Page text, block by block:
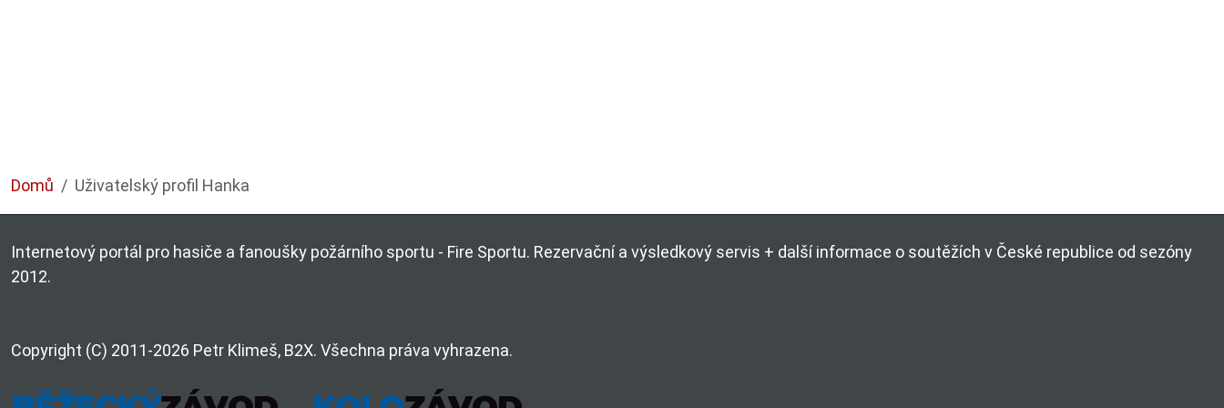
Domů Uživatelský profil Hanka
Internetový portál pro hasiče a fanoušky požárního sportu - Fire Sportu. Rezervační a výsledkový servis + další informace o soutěžích v České republice od sezóny
2012.
Copyright (C) 2011-2026 Petr Klimeš, B2X. Všechna práva vyhrazena.